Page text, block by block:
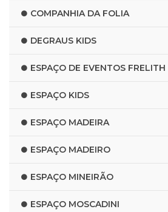
COMPANHIA DA FOLIA
DEGRAUS KIDS
ESPAÇO DE EVENTOS FRELITH
ESPAÇO KIDS
ESPAÇO MADEIRA
ESPAÇO MADEIRO
ESPAÇO MINEIRÃO
ESPAÇO MOSCADINI